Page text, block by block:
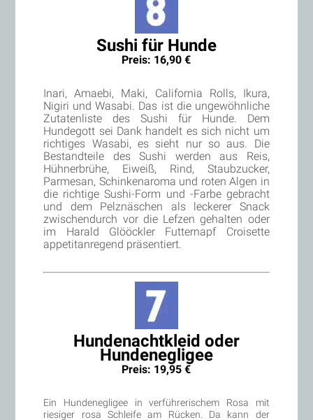
Sushi für Hunde
Preis: 16,90 €
Inari, Amaebi, Maki, California Rolls, Ikura,
Nigiri und Wasabi. Das ist die ungewöhnliche
Zutatenliste des Sushi für Hunde. Dem
Hundegott sei Dank handelt es sich nicht um
richtiges Wasabi, es sieht nur so aus. Die
Bestandteile des Sushi werden aus Reis,
Hühnerbrühe, Eiweiß, Rind, Staubzucker,
Parmesan, Schinkenaroma und roten Algen in
die richtige Sushi-Form und -Farbe gebracht
und dem Pelznäschen als leckerer Snack
zwischendurch vor die Lefzen gehalten oder
im Harald Glööckler Futternapf Croisette
appetitanregend präsentiert.
Hundenachtkleid oder
Hundenegligee
Preis: 19,95 €
Ein Hundenegligee in verführerischem Rosa mit
riesiger rosa Schleife am Rücken. Da kann der